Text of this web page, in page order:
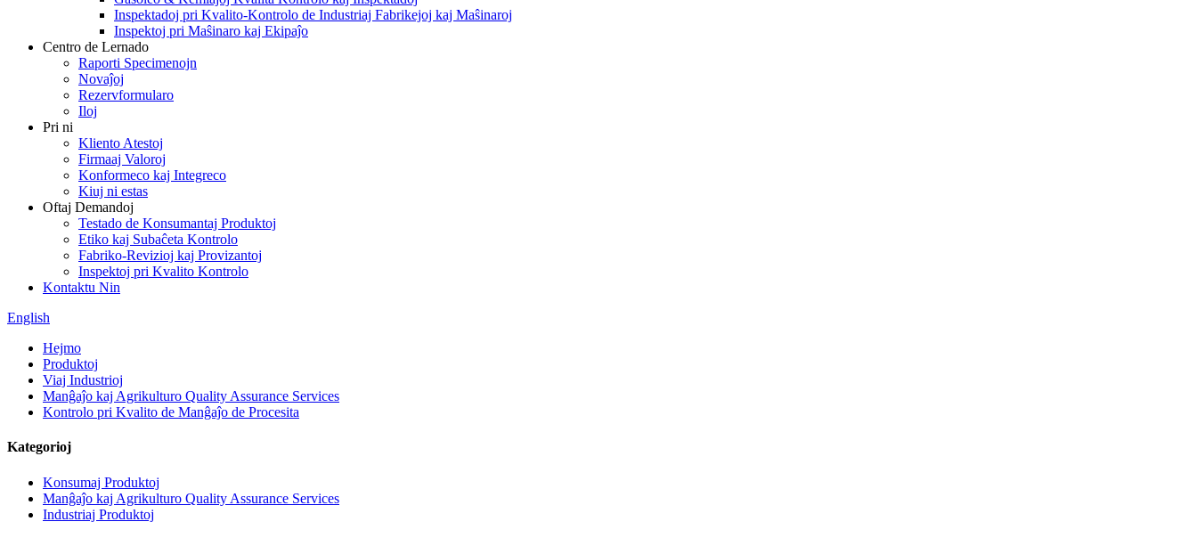
Inspektadoj pri Kvalito-Kontrolo de Industriaj Fabrikejoj kaj Maŝinaroj
Inspektoj pri Maŝinaro kaj Ekipaĵo
Centro de Lernado
Raporti Specimenojn
Novaĵoj
Rezervformularo
Iloj
Pri ni
Kliento Atestoj
Firmaaj Valoroj
Konformeco kaj Integreco
Kiuj ni estas
Oftaj Demandoj
Testado de Konsumantaj Produktoj
Etiko kaj Subaĉeta Kontrolo
Fabriko-Revizioj kaj Provizantoj
Inspektoj pri Kvalito Kontrolo
Kontaktu Nin
English
Hejmo
Produktoj
Viaj Industrioj
Manĝaĵo kaj Agrikulturo Quality Assurance Services
Kontrolo pri Kvalito de Manĝaĵo de Procesita
Kategorioj
Konsumaj Produktoj
Manĝaĵo kaj Agrikulturo Quality Assurance Services
Industriaj Produktoj